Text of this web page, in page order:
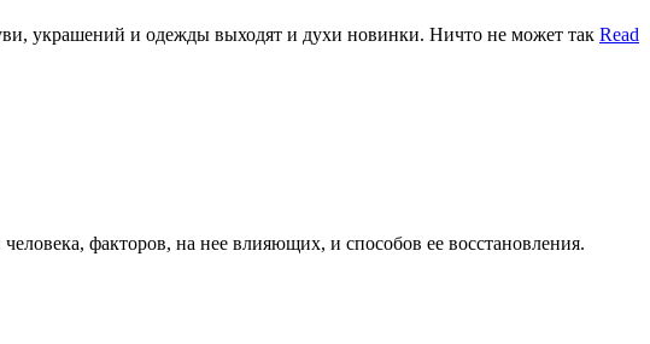
украшений и одежды выходят и духи новинки. Ничто не может так Read
факторов, на нее влияющих, и способов ее восстановления.